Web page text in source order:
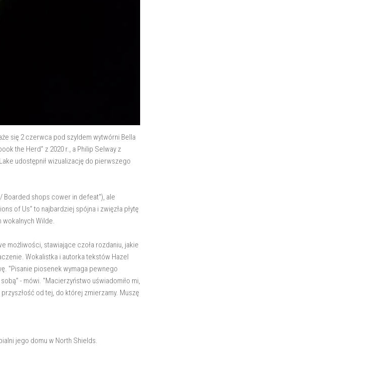
się 2 czerwca pod szyldem wytwórni Bella
the Herd” z 2020 r., a Philip Selway z
udostępnił wizualizację do pierwszego
Boarded shops cower in defeat"), ale
of Us” to najbardziej spójna i zwięzła płytę
wokalnych Wilde.
możliwości, stawiające czoła rozdaniu, jakie
Wokalistka i autorka tekstów Hazel
"Pisanie piosenek wymaga pewnego
- mówi. "Macierzyństwo uświadomiło mi,
od tej, do której zmierzamy. Muszę
jego domu w North Shields.